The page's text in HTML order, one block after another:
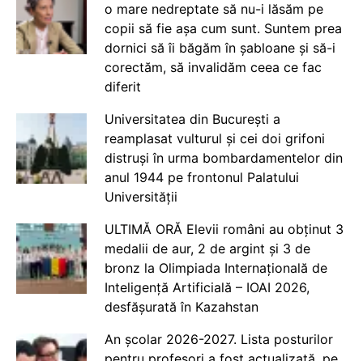
o mare nedreptate să nu-i lăsăm pe
copii să fie așa cum sunt. Suntem prea
dornici să îi băgăm în șabloane și să-i
corectăm, să invalidăm ceea ce fac
diferit
Universitatea din București a
reamplasat vulturul și cei doi grifoni
distruși în urma bombardamentelor din
anul 1944 pe frontonul Palatului
Universității
ULTIMĂ ORĂ Elevii români au obținut 3
medalii de aur, 2 de argint și 3 de
bronz la Olimpiada Internațională de
Inteligență Artificială – IOAI 2026,
desfășurată în Kazahstan
An școlar 2026-2027. Lista posturilor